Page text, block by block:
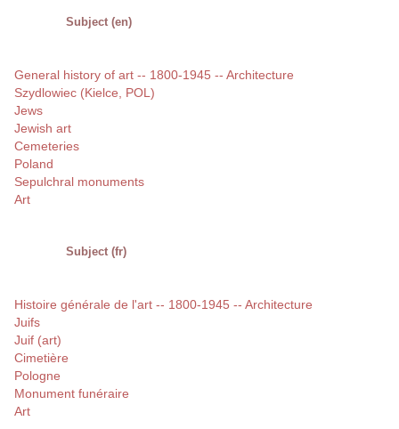
Subject (en)
General history of art -- 1800-1945 -- Architecture
Szydlowiec (Kielce, POL)
Jews
Jewish art
Cemeteries
Poland
Sepulchral monuments
Art
Subject (fr)
Histoire générale de l'art -- 1800-1945 -- Architecture
Juifs
Juif (art)
Cimetière
Pologne
Monument funéraire
Art